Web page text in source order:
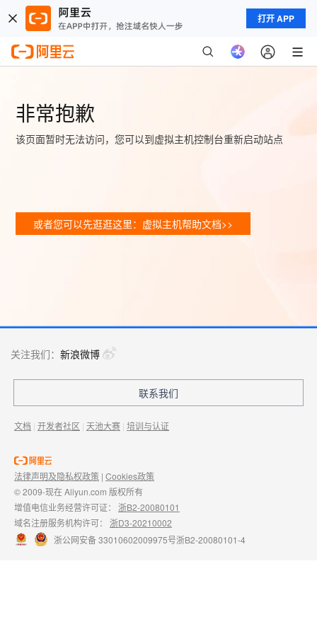
打开 APP
非常抱歉
该页面暂时无法访问，您可以到虚拟主机控制台重新启动站点
或者您可以先逛逛这里：虚拟主机帮助文档>>